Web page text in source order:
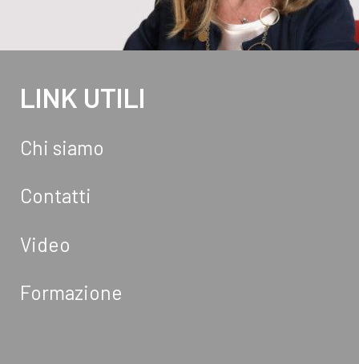
LINK UTILI
Chi siamo
Contatti
Video
Formazione